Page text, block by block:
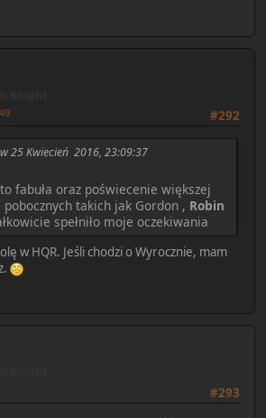
#292
25 Kwiecień 2016, 23:09:37
fabuła oraz poświecenie większej
takich jak Gordon , Robin
spełniło moje oczekiwania
w HQR. Jeśli chodzi o Wyrocznie, mam
#293